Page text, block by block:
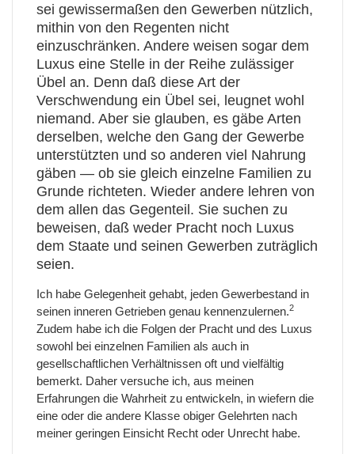
sei gewissermaßen den Gewerben nützlich,
mithin von den Regenten nicht
einzuschränken. Andere weisen sogar dem
Luxus eine Stelle in der Reihe zulässiger
Übel an. Denn daß diese Art der
Verschwendung ein Übel sei, leugnet wohl
niemand. Aber sie glauben, es gäbe Arten
derselben, welche den Gang der Gewerbe
unterstützten und so anderen viel Nahrung
gäben — ob sie gleich einzelne Familien zu
Grunde richteten. Wieder andere lehren von
dem allen das Gegenteil. Sie suchen zu
beweisen, daß weder Pracht noch Luxus
dem Staate und seinen Gewerben zuträglich
seien.
Ich habe Gelegenheit gehabt, jeden Gewerbestand in
seinen inneren Getrieben genau kennenzulernen.2
Zudem habe ich die Folgen der Pracht und des Luxus
sowohl bei einzelnen Familien als auch in
gesellschaftlichen Verhältnissen oft und vielfältig
bemerkt. Daher versuche ich, aus meinen
Erfahrungen die Wahrheit zu entwickeln, in wiefern die
eine oder die andere Klasse obiger Gelehrten nach
meiner geringen Einsicht Recht oder Unrecht habe.